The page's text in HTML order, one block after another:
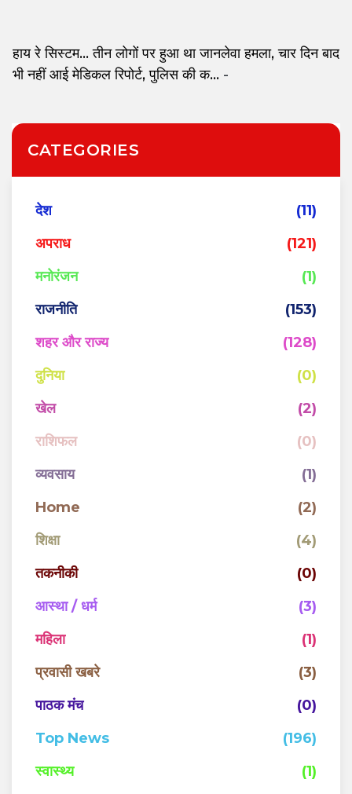
हाय रे सिस्टम... तीन लोगों पर हुआ था जानलेवा हमला, चार दिन बाद
भी नहीं आई मेडिकल रिपोर्ट, पुलिस की क... -
CATEGORIES
देश
(11)
अपराध
(121)
मनोरंजन
(1)
राजनीति
(153)
शहर और राज्य
(128)
दुनिया
(0)
खेल
(2)
राशिफल
(0)
व्यवसाय
(1)
Home
(2)
शिक्षा
(4)
तकनीकी
(0)
आस्था / धर्म
(3)
महिला
(1)
प्रवासी खबरे
(3)
पाठक मंच
(0)
Top News
(196)
स्वास्थ्य
(1)